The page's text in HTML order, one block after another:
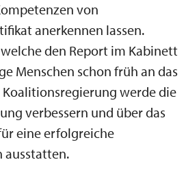
von
anerkennen lassen.
den Report im Kabinett
Menschen schon früh an das
werde die
verbessern und über das
eine erfolgreiche
ausstatten.